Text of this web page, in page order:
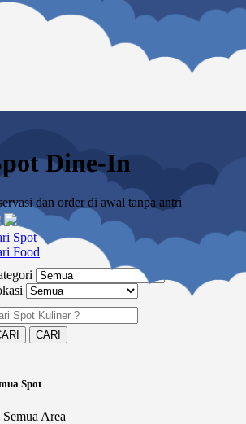
Dine-In
dan order di awal tanpa antri
Spot
Food
Spot
Semua Area